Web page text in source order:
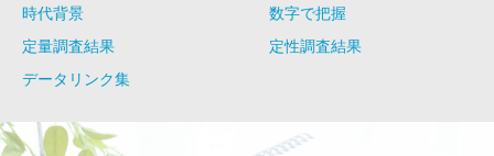
時代背景
数字で把握
定量調査結果
定性調査結果
データリンク集